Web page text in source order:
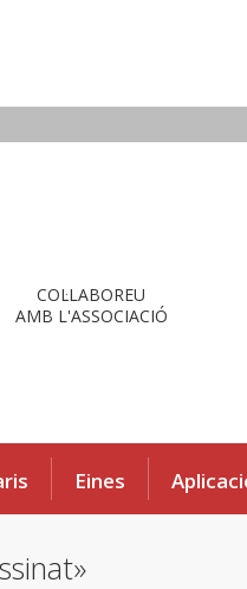
COL·LABOREU
AMB L'ASSOCIACIÓ
Eines